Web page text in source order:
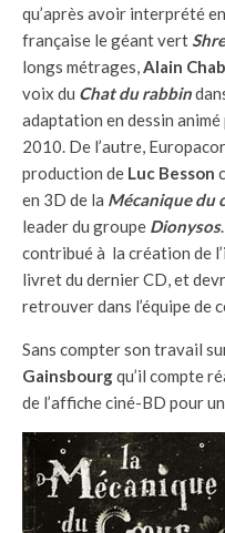
qu’après avoir interprété
française le géant vert
longs métrages,Alain
voix du Chat du rabbin
adaptation en dessin
2010. De l’autre,
production de Luc Besson
en 3D de la Mécanique du
leader du groupe Dionysos
contribué à la création de
livret du dernier CD, et
retrouver dans l’équipe de
Sans compter son travail
Gainsbourgqu’il compte
de l’affiche ciné-BD pour